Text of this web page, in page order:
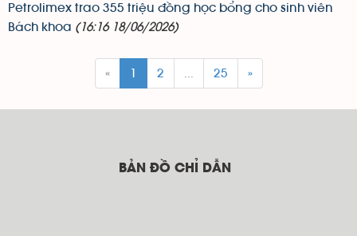
Petrolimex trao 355 triệu đồng học bổng cho sinh viên
Bách khoa (16:16 18/06/2026)
« 1 2 25 »
BẢN ĐỒ CHỈ DẪN